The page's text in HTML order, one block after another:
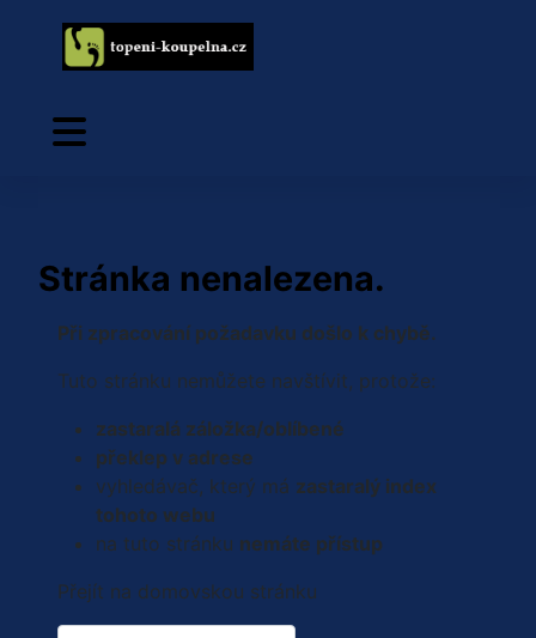
Stránka nenalezena.
Při zpracování požadavku došlo k chybě.
Tuto stránku nemůžete navštívit, protože:
zastaralá záložka/oblíbené
překlep v adrese
vyhledávač, který má zastaralý index
tohoto webu
na tuto stránku nemáte přístup
Přejít na domovskou stránku